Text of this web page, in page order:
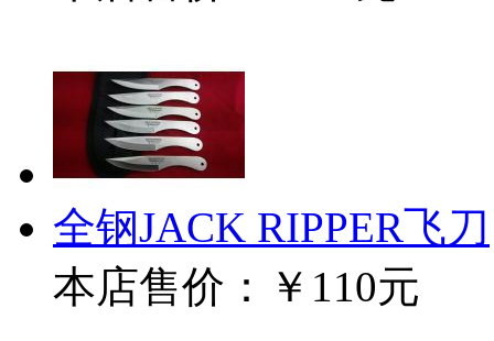
全钢JACK RIPPER飞刀
本店售价：
￥110元